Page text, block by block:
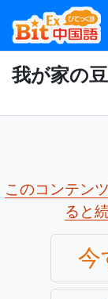
我が家の
このコンテン
ると
今